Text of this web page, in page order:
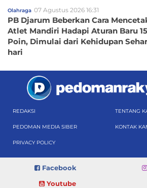
Olahraga 07 Agustus 2026 16:31
PB Djarum Beberkan Cara
Atlet Mandiri Hadapi Aturan Baru 15
Poin, Dimulai dari Kehidupan
hari
REDAKSI TENTANG
PEDOMAN MEDIA SIBER KONTAK
PRIVACY POLICY
Facebook
Youtube